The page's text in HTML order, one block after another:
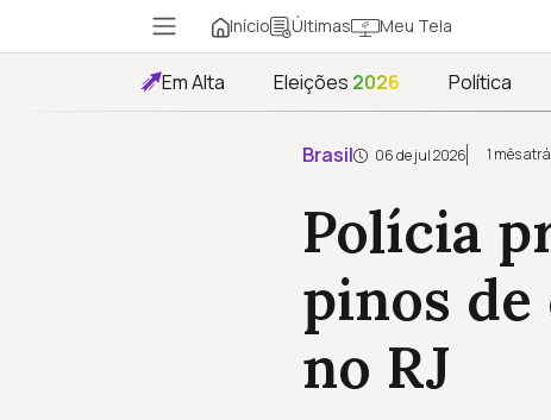
Início Últimas Meu Tela
Em Alta Eleições 2026 Política
Brasil 06 de jul 2026 1 mês
Polícia
pinos de
no RJ